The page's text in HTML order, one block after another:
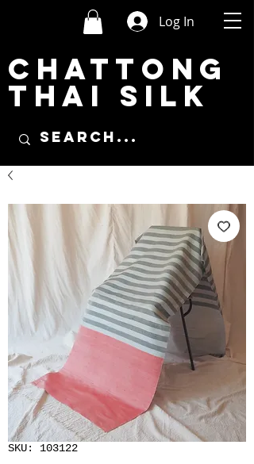
Log In
CHATTONG
THAI SILK
SKU: 103122